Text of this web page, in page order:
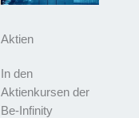
Aktien
In den
Aktienkursen der
Be-Infinity